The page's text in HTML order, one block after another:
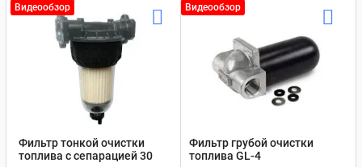
Видеообзор
Фильтр тонкой очистки
топлива с сепарацией 30
Видеообзор
Фильтр грубой очистки
топлива GL-4